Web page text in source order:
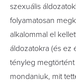
szexuális
folyamatosan
alkalommal el
áldozatokra (és ez
tényleg
mondaniuk, mit